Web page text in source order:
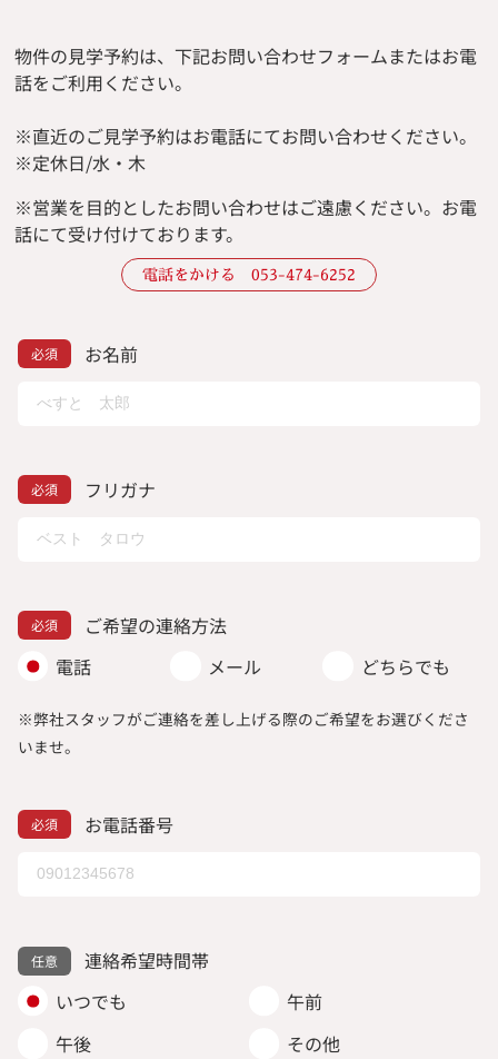
物件の見学予約は、下記お問い合わせフォームまたはお電
話をご利用ください。
※直近のご見学予約はお電話にてお問い合わせください。
※定休日/水・木
※営業を目的としたお問い合わせはご遠慮ください。 お電
話にて受け付けております。
電話をかける 053-474-6252
お名前
フリガナ
ご希望の連絡方法
電話
メール どちらでも
※弊社スタッフがご連絡を差し上げる際のご希望をお選びくださ
いませ。
お電話番号
連絡希望時間帯
いつでも
午前
午後
その他